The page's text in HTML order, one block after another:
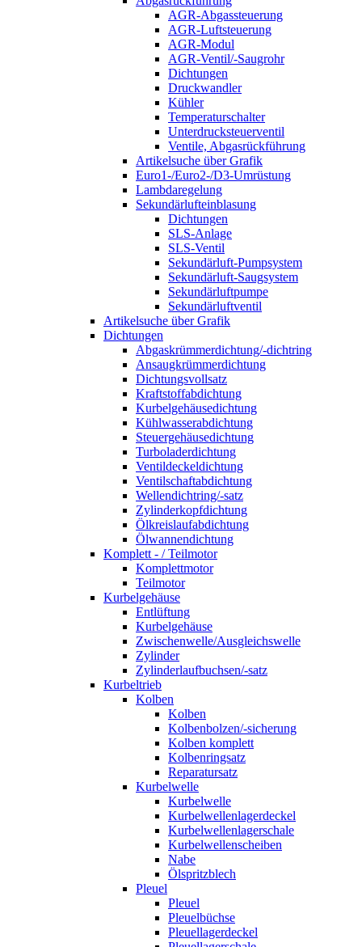
AGR-Abgassteuerung
AGR-Luftsteuerung
AGR-Modul
AGR-Ventil/-Saugrohr
Dichtungen
Druckwandler
Kühler
Temperaturschalter
Unterdrucksteuerventil
Ventile, Abgasrückführung
Artikelsuche über Grafik
Euro1-/Euro2-/D3-Umrüstung
Lambdaregelung
Sekundärlufteinblasung
Dichtungen
SLS-Anlage
SLS-Ventil
Sekundärluft-Pumpsystem
Sekundärluft-Saugsystem
Sekundärluftpumpe
Sekundärluftventil
Artikelsuche über Grafik
Dichtungen
Abgaskrümmerdichtung/-dichtring
Ansaugkrümmerdichtung
Dichtungsvollsatz
Kraftstoffabdichtung
Kurbelgehäusedichtung
Kühlwasserabdichtung
Steuergehäusedichtung
Turboladerdichtung
Ventildeckeldichtung
Ventilschaftabdichtung
Wellendichtring/-satz
Zylinderkopfdichtung
Ölkreislaufabdichtung
Ölwannendichtung
Komplett - / Teilmotor
Komplettmotor
Teilmotor
Kurbelgehäuse
Entlüftung
Kurbelgehäuse
Zwischenwelle/Ausgleichswelle
Zylinder
Zylinderlaufbuchsen/-satz
Kurbeltrieb
Kolben
Kolben
Kolbenbolzen/-sicherung
Kolben komplett
Kolbenringsatz
Reparatursatz
Kurbelwelle
Kurbelwelle
Kurbelwellenlagerdeckel
Kurbelwellenlagerschale
Kurbelwellenscheiben
Nabe
Ölspritzblech
Pleuel
Pleuel
Pleuelbüchse
Pleuellagerdeckel